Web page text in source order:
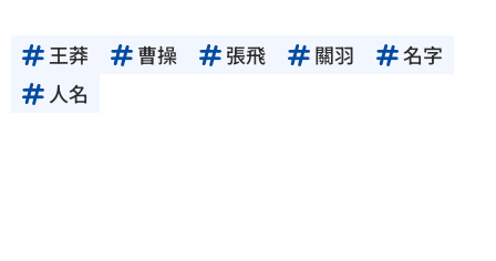
王莽 曹操 張飛 關羽
名字
人名